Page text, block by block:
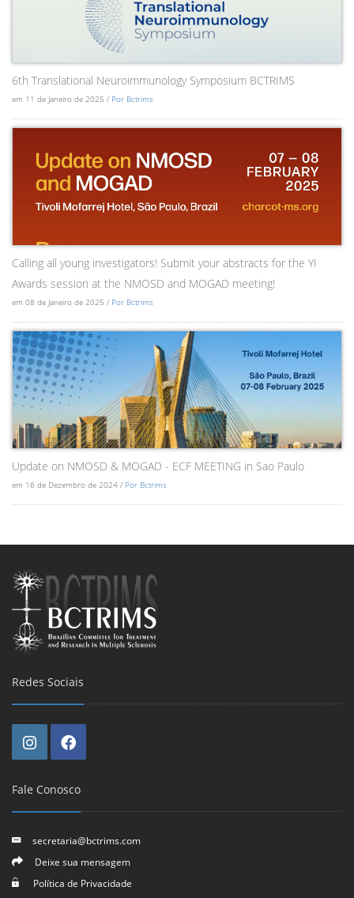
6th Translational Neuroimmunology Symposium BCTRIMS
em 11 de Janeiro de 2025 / Por Bctrims
Calling all young investigators! Submit your abstracts for the YI
Awards session at the NMOSD and MOGAD meeting!
em 08 de Janeiro de 2025 / Por Bctrims
Update on NMOSD & MOGAD - ECF MEETING in Sao Paulo
em 16 de Dezembro de 2024 / Por Bctrims
Redes Sociais
Fale Conosco
secretaria@bctrims.com
Deixe sua mensagem
Política de Privacidade